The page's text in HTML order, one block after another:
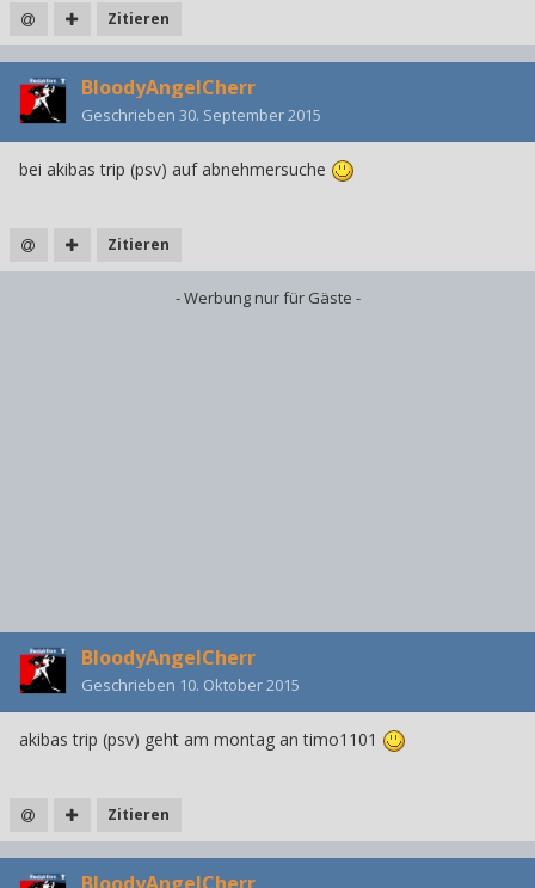
Zitieren
BloodyAngelCherr
Geschrieben 30. September 2015
bei akibas trip (psv) auf abnehmersuche
Zitieren
- Werbung nur für Gäste -
BloodyAngelCherr
Geschrieben 10. Oktober 2015
akibas trip (psv) geht am montag an timo1101
Zitieren